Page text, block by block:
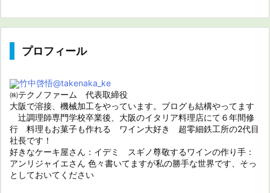
プロフィール
竹中啓悟@takenaka_ke
㈱テクノファーム 代表取締役
大阪で溶接、機械加工をやっています。ブログも結構やってます
辻調理師専門学校卒業後、大阪のイタリア料理店にて６年間修
行 料理もお菓子も作れる ワイン大好き 超零細鉄工所の2代目
社長です！
好きなケーキ屋さん：イデミ スギノ尊敬するワインの作り手：
アンリジャイエさん 色々書いてますが私の勝手な世界です、そっ
としておいてください